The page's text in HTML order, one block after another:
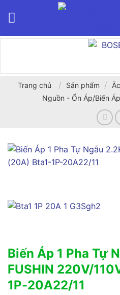
Trang chủ / Sản phẩm /
Nguồn - Ổn Áp/Biến Áp
Biến Áp 1 Pha Tự
FUSHIN 220V/
1P-20A22/11